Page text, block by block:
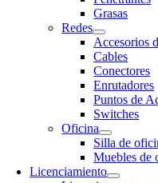
Grasas
Redes
Accesorios
Cables
Conectores
Enrutadores
Puntos de
Switches
Oficina
Silla de
Muebles de
Licenciamiento